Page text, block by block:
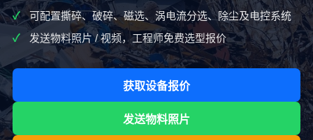
可配置撕碎、破碎、磁选、涡电流分选、除尘及电控系统
发送物料照片 / 视频，工程师免费选型报价
获取设备报价
发送物料照片